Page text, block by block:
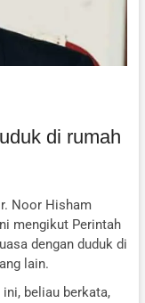
di rumah
Noor Hisham
mengikut Perintah
dengan duduk di
lain.
beliau berkata,